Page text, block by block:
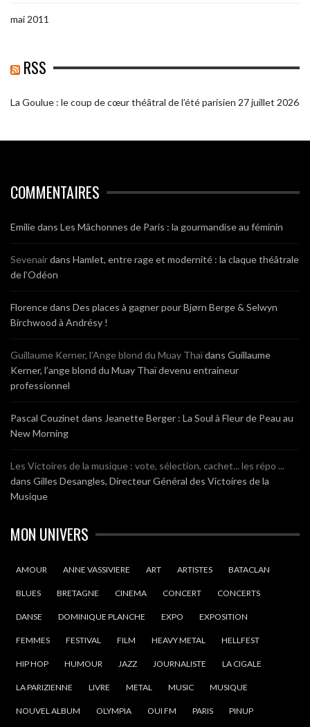
mai 2011
RSS
La Goulue : le coup de cœur théâtral de l’été parisien 27 juillet 2026
COMMENTAIRES
Emiliedans Les Mâchonnes de Paris : la gourmandise au féminin
Sevenairdans Hamlet, entre rage et modernité : la claque théâtrale
de l’Odéon
Florencedans Des places à gagner pour Bjørn Berge & Selwyn
Birchwood à Andrésy !
Guillaume Kerner, l’Ange blond du Muay Thaïdans Guillaume
Kerner, l’ange blond du Muay Thaï devenu entraineur
professionnel
Pascal Couzinet dans Jeanette Berger : La Soul à Fleur de Peau au
New Morning
Les Victoires de la musique : vote, sélection, cachet... les répo ...
dans Gilles Desangles, Directeur Général des Victoires de la
Musique
MON UNIVERS
AMOUR ANNE VASSIVIERE ART ARTISTES BATACLAN
BLUES BRETAGNE CINEMA CONCERT CONCERTS
DANSE DOMINIQUE PLANCHE EXPO EXPOSITION
FEMMES FESTIVAL FILM HEAVY METAL HELLFEST
HIP HOP HUMOUR JAZZ JOURNALISTE LA CIGALE
LA PARIZIENNE LIVRE METAL MUSIC MUSIQUE
NOUVEL ALBUM OLYMPIA OUI FM PARIS PINUP